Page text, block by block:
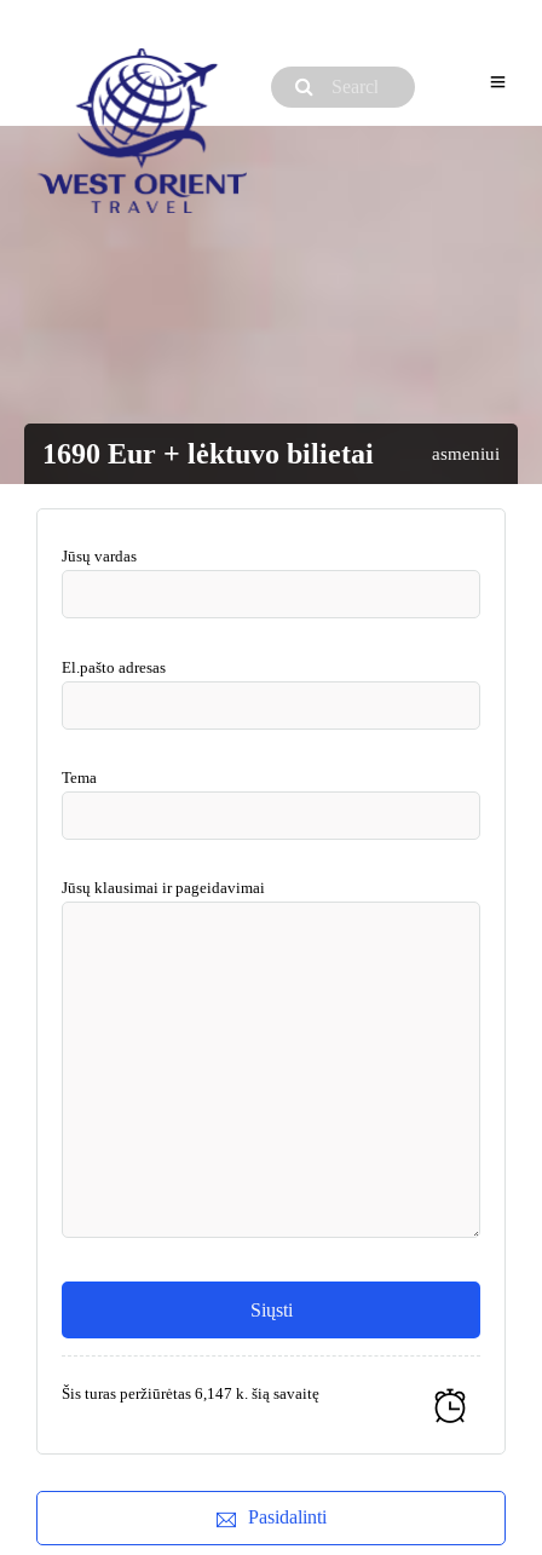
1690 Eur + lėktuvo bilietai asmeniui
Jūsų vardas
El.pašto adresas
Tema
Jūsų klausimai ir pageidavimai
Šis turas peržiūrėtas 6,147 k. šią savaitę
Pasidalinti